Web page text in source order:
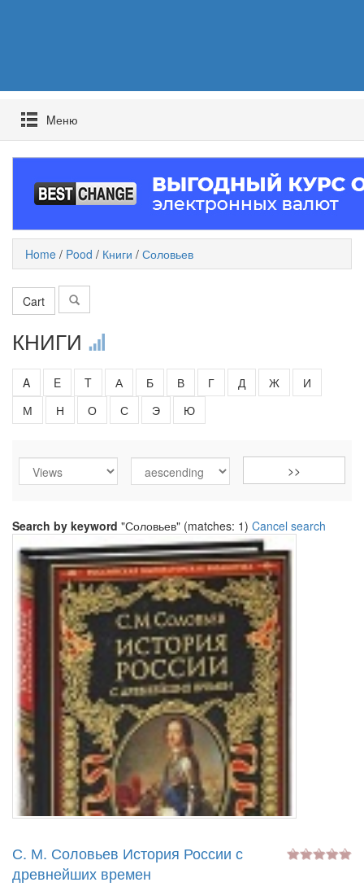
Mеню
Home / Pood / Книги / Соловьев
Cart
КНИГИ
A E T А Б В Г Д Ж
И
М
Н О С Э Ю
Search by keyword "Соловьев" (matches: 1) Cancel search
С. М. Соловьев История России с
древнейших времен